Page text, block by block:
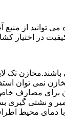
توانید از
در اختیار
تک
نمی توان
و نشتی
دمای محیط